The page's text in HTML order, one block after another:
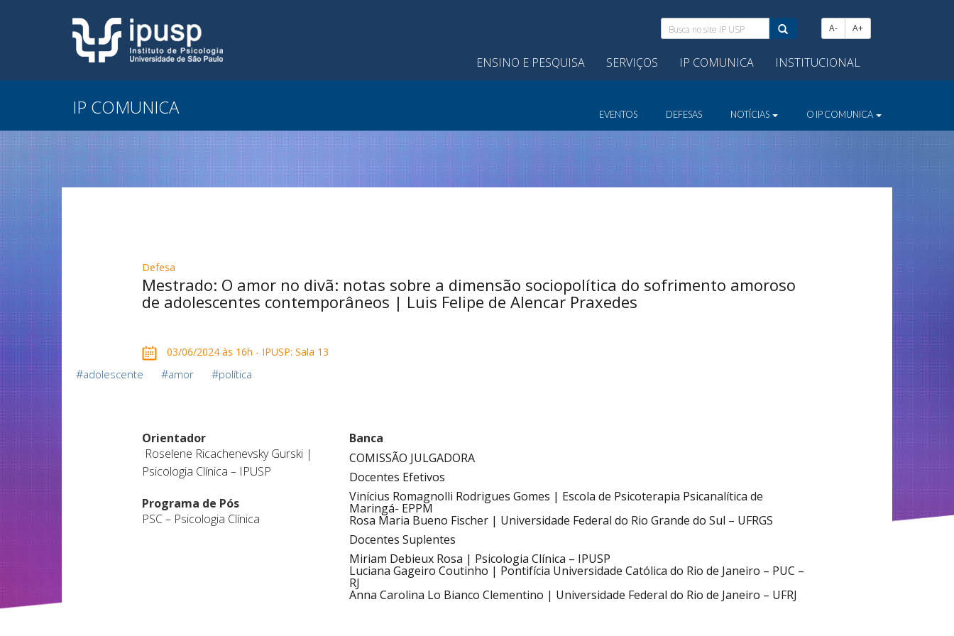
Busca
no
site
IP
A- A+
ENSINO E PESQUISA SERVIÇOS IP COMUNICA INSTITUCIONAL
IP COMUNICA EVENTOS DEFESAS NOTÍCIAS O IP COMUNICA
Defesa
Mestrado: O amor no divã: notas sobre a dimensão sociopolítica do sofrimento amoroso
de adolescentes contemporâneos | Luis Felipe de Alencar Praxedes
03/06/2024 às 16h - IPUSP: Sala 13
#adolescente #amor #política
Orientador
Roselene Ricachenevsky Gurski |
Psicologia Clínica – IPUSP
Programa de Pós
PSC – Psicologia Clínica
Banca
COMISSÃO JULGADORA
Docentes Efetivos
Vinícius Romagnolli Rodrigues Gomes | Escola de Psicoterapia Psicanalítica de
Maringá- EPPM
Rosa Maria Bueno Fischer | Universidade Federal do Rio Grande do Sul – UFRGS
Docentes Suplentes
Miriam Debieux Rosa | Psicologia Clínica – IPUSP
Luciana Gageiro Coutinho | Pontifícia Universidade Católica do Rio de Janeiro – PUC –
RJ
Anna Carolina Lo Bianco Clementino | Universidade Federal do Rio de Janeiro – UFRJ